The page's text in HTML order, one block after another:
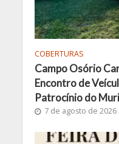
COBERTURAS
Campo Osório
Encontro de
Patrocínio do
7 de agosto de 2026